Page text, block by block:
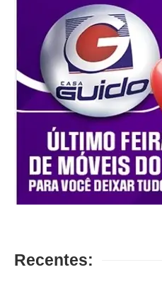
Recentes: